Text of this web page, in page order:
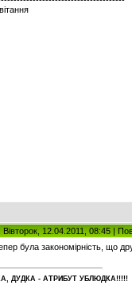
Вівторок, 12.04.2011, 08:45 |
була закономірність, що
ДУДКА - АТРИБУT УБЛЮДКА!!!!!